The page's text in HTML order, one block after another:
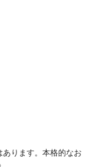
ります。本格的なお